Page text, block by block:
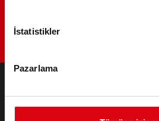
İstatistikler
Pazarlama
ÜRÜNLER